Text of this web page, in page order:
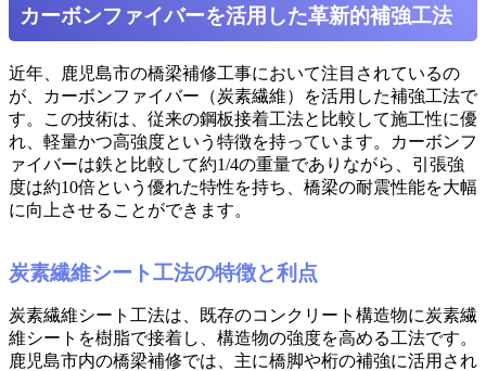
カーボンファイバーを活用した革新的補強工法
近年、鹿児島市の橋梁補修工事において注目されているの
が、カーボンファイバー（炭素繊維）を活用した補強工法で
す。この技術は、従来の鋼板接着工法と比較して施工性に優
れ、軽量かつ高強度という特徴を持っています。カーボンフ
ァイバーは鉄と比較して約1/4の重量でありながら、引張強
度は約10倍という優れた特性を持ち、橋梁の耐震性能を大幅
に向上させることができます。
炭素繊維シート工法の特徴と利点
炭素繊維シート工法は、既存のコンクリート構造物に炭素繊
維シートを樹脂で接着し、構造物の強度を高める工法です。
鹿児島市内の橋梁補修では、主に橋脚や桁の補強に活用され